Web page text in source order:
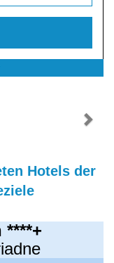
Hotels der
****+